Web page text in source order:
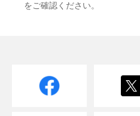
をご確認ください。